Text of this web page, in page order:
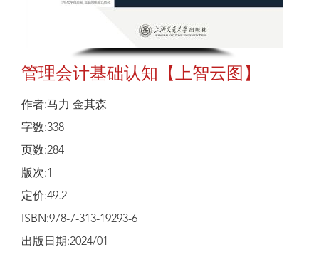
管理会计基础认知【上智云图】
作者:马力 金其森
字数:338
页数:284
版次:1
定价:49.2
ISBN:978-7-313-19293-6
出版日期:2024/01